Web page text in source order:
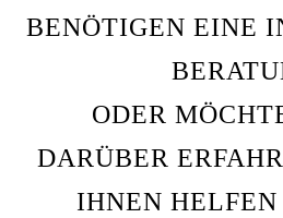
BENÖTIGEN EINE
ODER
DARÜBER
IHNEN HELFEN